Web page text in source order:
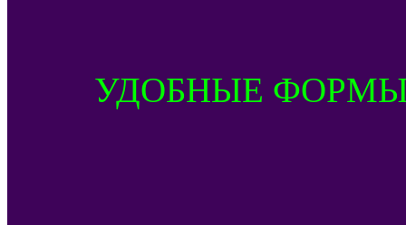
УДОБНЫЕ